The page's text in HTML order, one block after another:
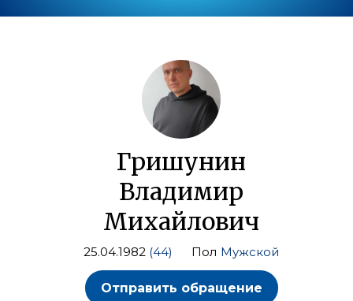
Гришунин
Владимир
Михайлович
25.04.1982 (44) Пол Мужской
Отправить обращение